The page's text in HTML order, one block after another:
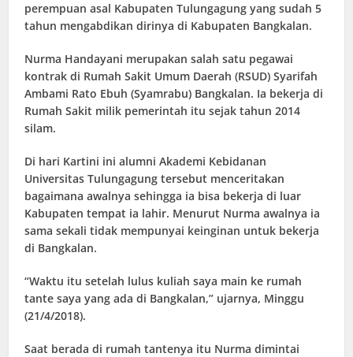
perempuan asal Kabupaten Tulungagung yang sudah 5
tahun mengabdikan dirinya di Kabupaten Bangkalan.
Nurma Handayani merupakan salah satu pegawai
kontrak di Rumah Sakit Umum Daerah (RSUD) Syarifah
Ambami Rato Ebuh (Syamrabu) Bangkalan. Ia bekerja di
Rumah Sakit milik pemerintah itu sejak tahun 2014
silam.
Di hari Kartini ini alumni Akademi Kebidanan
Universitas Tulungagung tersebut menceritakan
bagaimana awalnya sehingga ia bisa bekerja di luar
Kabupaten tempat ia lahir. Menurut Nurma awalnya ia
sama sekali tidak mempunyai keinginan untuk bekerja
di Bangkalan.
“Waktu itu setelah lulus kuliah saya main ke rumah
tante saya yang ada di Bangkalan,” ujarnya, Minggu
(21/4/2018).
Saat berada di rumah tantenya itu Nurma dimintai